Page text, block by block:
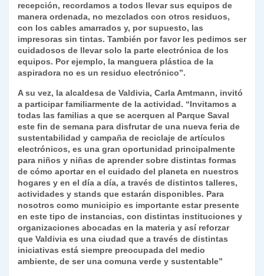
recepción, recordamos a todos llevar sus equipos de
manera ordenada, no mezclados con otros residuos,
con los cables amarrados y, por supuesto, las
impresoras sin tintas. También por favor les pedimos ser
cuidadosos de llevar solo la parte electrónica de los
equipos. Por ejemplo, la manguera plástica de la
aspiradora no es un residuo electrónico”.
A su vez, la alcaldesa de Valdivia, Carla Amtmann, invitó
a participar familiarmente de la actividad. “Invitamos a
todas las familias a que se acerquen al Parque Saval
este fin de semana para disfrutar de una nueva feria de
sustentabilidad y campaña de reciclaje de artículos
electrónicos, es una gran oportunidad principalmente
para niños y niñas de aprender sobre distintas formas
de cómo aportar en el cuidado del planeta en nuestros
hogares y en el día a día, a través de distintos talleres,
actividades y stands que estarán disponibles. Para
nosotros como municipio es importante estar presente
en este tipo de instancias, con distintas instituciones y
organizaciones abocadas en la materia y así reforzar
que Valdivia es una ciudad que a través de distintas
iniciativas está siempre preocupada del medio
ambiente, de ser una comuna verde y sustentable”